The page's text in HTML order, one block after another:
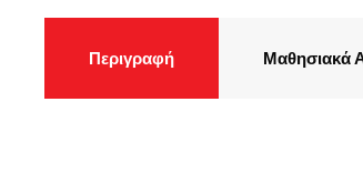
Περιγραφή Μαθησιακά